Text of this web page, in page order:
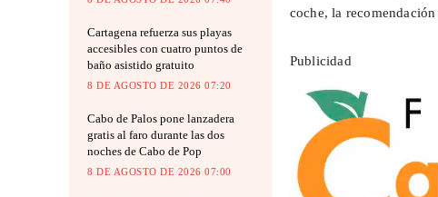
Cartagena refuerza sus playas
accesibles con cuatro puntos de
baño asistido gratuito
8 DE AGOSTO DE 2026 07:20
Cabo de Palos pone lanzadera
gratis al faro durante las dos
noches de Cabo de Pop
8 DE AGOSTO DE 2026 07:00
coche, la
Publicidad